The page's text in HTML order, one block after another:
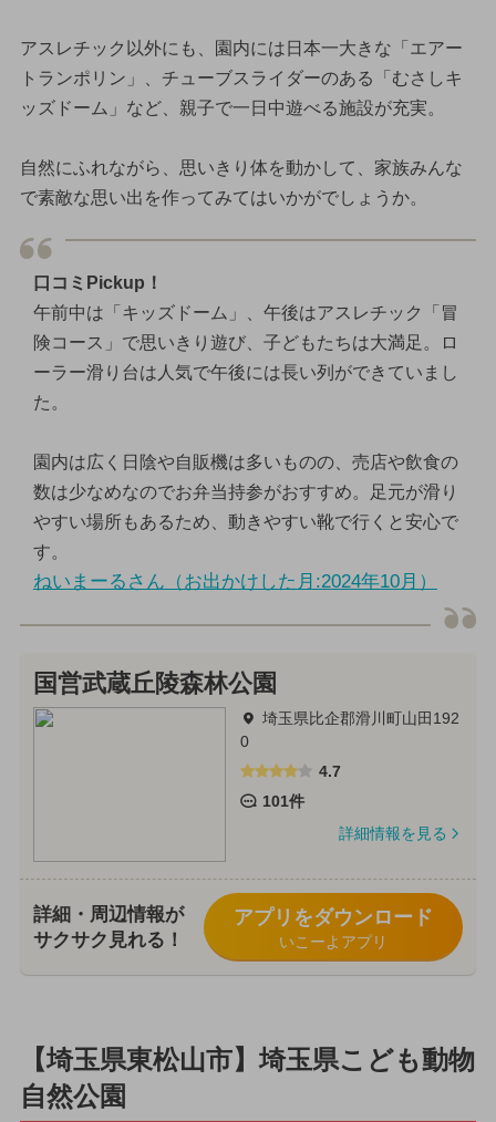
アスレチック以外にも、園内には日本一大きな「エアー
トランポリン」、チューブスライダーのある「むさしキ
ッズドーム」など、親子で一日中遊べる施設が充実。
自然にふれながら、思いきり体を動かして、家族みんな
で素敵な思い出を作ってみてはいかがでしょうか。
口コミPickup！
午前中は「キッズドーム」、午後はアスレチック「冒
険コース」で思いきり遊び、子どもたちは大満足。ロ
ーラー滑り台は人気で午後には長い列ができていまし
た。
園内は広く日陰や自販機は多いものの、売店や飲食の
数は少なめなのでお弁当持参がおすすめ。足元が滑り
やすい場所もあるため、動きやすい靴で行くと安心で
す。
ねいまーるさん（お出かけした月:2024年10月）
国営武蔵丘陵森林公園
埼玉県比企郡滑川町山田192
0
4.7
101件
詳細情報を見る
詳細・周辺情報が
サクサク見れる！
アプリをダウンロード
いこーよアプリ
【埼玉県東松山市】埼玉県こども動物
自然公園